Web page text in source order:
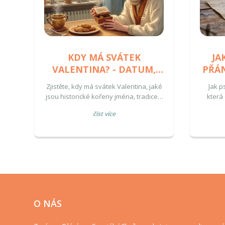
KDY MÁ SVÁTEK
VALENTINA? - DATUM,
TRADICE A ZAJÍMAVOSTI
Zjistěte, kdy má svátek Valentina, jaké
jsou historické kořeny jména, tradice v
Valentýna.
číst více
Jak
která
O NÁS